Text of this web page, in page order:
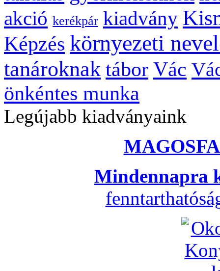
akció kerékpár kiadvány
Képzés környezeti
tanároknak tábor Vác
önkéntes munka
Legújabb kiadványaink
Mindennapra